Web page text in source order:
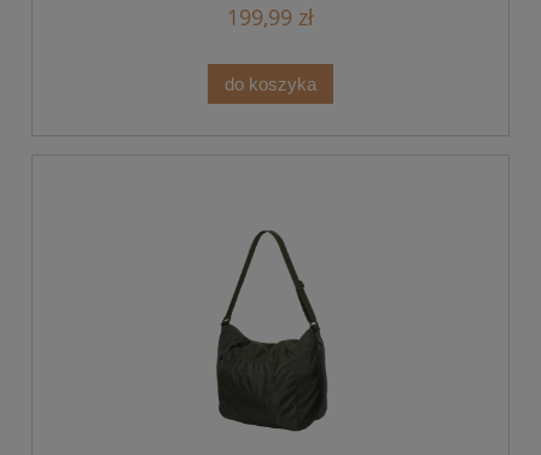
199,99 zł
do koszyka